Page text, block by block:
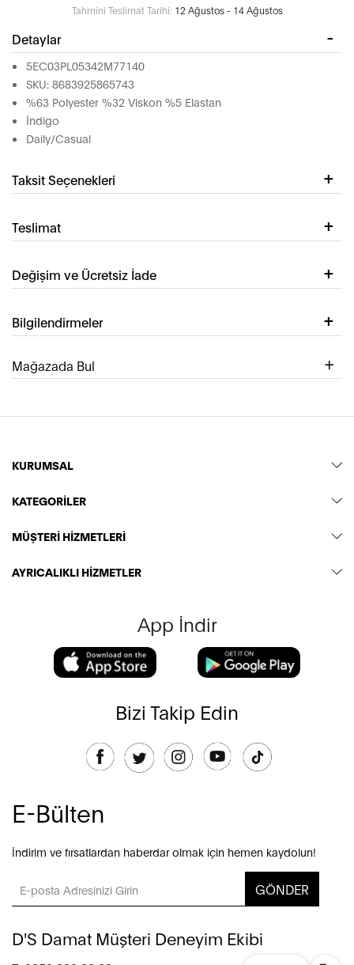
Tahmini Teslimat Tarihi: 12 Ağustos - 14 Ağustos
Detaylar
5EC03PL05342M77140
SKU: 8683925865743
%63 Polyester %32 Viskon %5 Elastan
İndigo
Daily/Casual
Taksit Seçenekleri
Teslimat
Değişim ve Ücretsiz İade
Bilgilendirmeler
Mağazada Bul
KURUMSAL
KATEGORİLER
MÜŞTERİ HİZMETLERİ
AYRICALIKLI HİZMETLER
App İndir
Bizi Takip Edin
E-Bülten
İndirim ve fırsatlardan haberdar olmak için hemen kaydolun!
GÖNDER
D'S Damat Müşteri Deneyim Ekibi